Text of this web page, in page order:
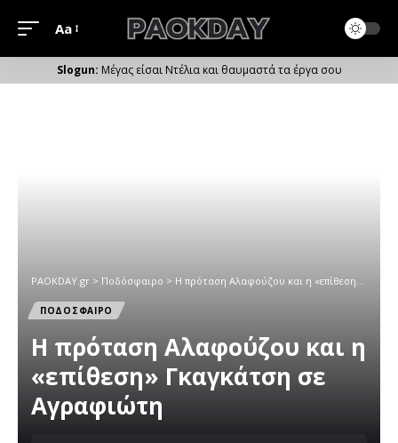
Μέγεθος
Γραμματοσειράς
Aa
Μέγας είσαι Ντέλια και θαυμαστά τα έργα σου
PAOKDAY.gr > Ποδόσφαιρο > Η πρόταση Αλαφούζου και η «επίθεση» Γκαγκάτση σε Αγραφιώτη
ΠΟΔΟΣΦΑΙΡΟ
Η πρόταση Αλαφούζου και η
«επίθεση» Γκαγκάτση σε
Αγραφιώτη